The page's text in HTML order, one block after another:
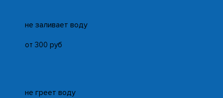
не заливает воду
от 300 руб
не греет воду